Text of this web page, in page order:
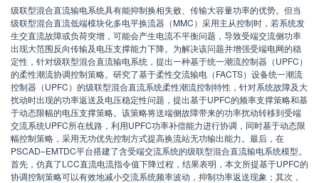
级联型混合直流输电系统具有能抑制换相失败、传输大容量功率的优势。但当
级联型混合直流低端模块化多电平换流器（MMC）采用主从控制时，若系统发
生交直流故障或负荷突增，可能会产生电流不平衡问题，导致受端交流侧功率
出现大范围反向传输及电压支撑能力下降。为解决该问题并增强受端电网的稳
定性，针对级联型混合直流输电系统，提出一种基于统一潮流控制器（UPFC）
的柔性潮流协调控制策略。研究了基于柔性交流输电（FACTS）设备统一潮流
控制器（UPFC）的级联型混合直流系统柔性潮流控制特性，针对系统故障及大
扰动时出现的功率返送及电压稳定性问题，提出基于UPFC的频率支撑策略和基
于动态限幅的电压支撑策略。该策略将送端侧故障带来的功率扰动转移到受端
交流系统UPFC所在线路，利用UPFC功率补偿能力进行协调，同时基于动态限
幅控制策略，采用无功优先控制方式提高换流站无功输出能力。最后，在
PSCAD–EMTDC平台搭建了含受端交流系统的级联型混合直流输电系统模型。
首先，仿真了LCC直流电流指令值下降过程，结果表明，本文所提基于UPFC的
协调控制策略可以有效地减小交流系统频率波动，抑制功率返送现象；其次，